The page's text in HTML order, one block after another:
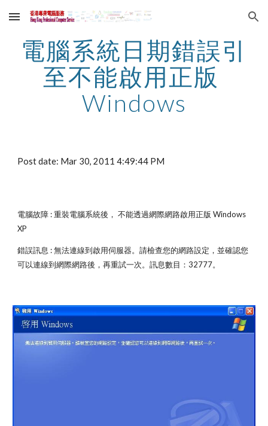
Skip to main content Skip to navigation
電腦系統日期錯誤引
至不能啟用正版
Windows
Post date: Mar 30, 2011 4:49:44 PM
電腦故障 : 重裝電腦系統後， 不能透過網際網路啟用正版 Windows
XP
錯誤訊息 : 無法連線到啟用伺服器。請檢查您的網路設定，並確認您
可以連線到網際網路後，再重試一次。訊息數目：32777。